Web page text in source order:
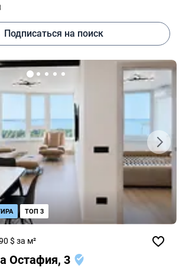
Подписаться на поиск
$ за м²
Остафия, 3
ТОП 3